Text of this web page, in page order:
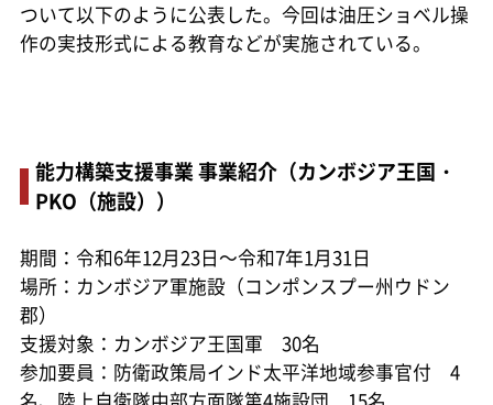
ついて以下のように公表した。今回は油圧ショベル操
作の実技形式による教育などが実施されている。
能力構築支援事業 事業紹介（カンボジア王国・
PKO（施設））
期間：令和6年12月23日～令和7年1月31日
場所：カンボジア軍施設（コンポンスプー州ウドン
郡）
支援対象：カンボジア王国軍 30名
参加要員：防衛政策局インド太平洋地域参事官付 4